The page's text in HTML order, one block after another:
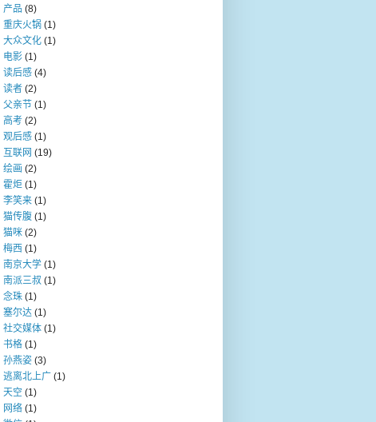
产品 (8)
重庆火锅 (1)
大众文化 (1)
电影 (1)
读后感 (4)
读者 (2)
父亲节 (1)
高考 (2)
观后感 (1)
互联网 (19)
绘画 (2)
霍炬 (1)
李笑来 (1)
猫传腹 (1)
猫咪 (2)
梅西 (1)
南京大学 (1)
南派三叔 (1)
念珠 (1)
塞尔达 (1)
社交媒体 (1)
书格 (1)
孙燕姿 (3)
逃离北上广 (1)
天空 (1)
网络 (1)